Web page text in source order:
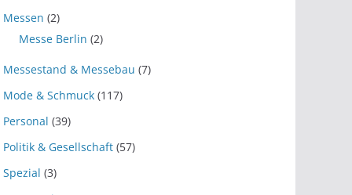
Messen (2)
Messe Berlin (2)
Messestand & Messebau (7)
Mode & Schmuck (117)
Personal (39)
Politik & Gesellschaft (57)
Spezial (3)